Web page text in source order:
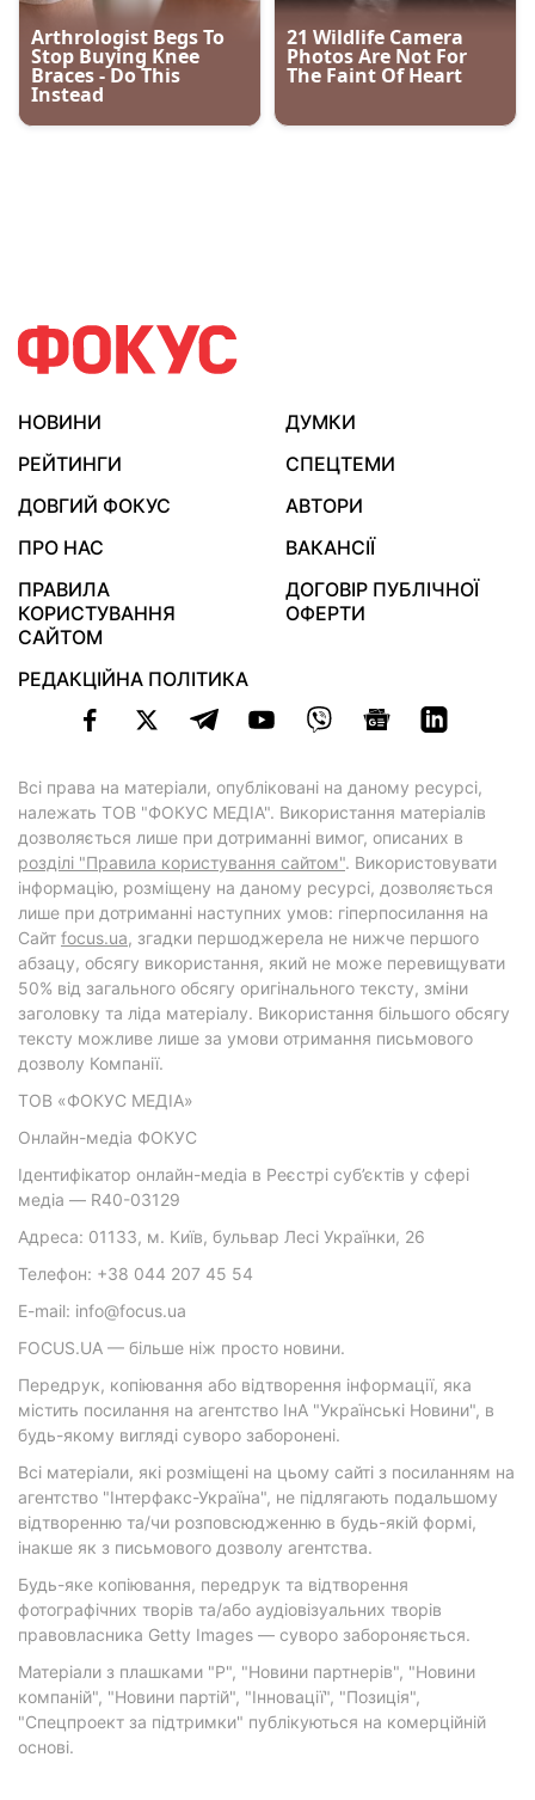
НОВИНИ
ДУМКИ
РЕЙТИНГИ
СПЕЦТЕМИ
ДОВГИЙ ФОКУС
АВТОРИ
ПРО НАС
ВАКАНСІЇ
ПРАВИЛА
КОРИСТУВАННЯ
САЙТОМ
ДОГОВІР ПУБЛІЧНОЇ
ОФЕРТИ
РЕДАКЦІЙНА ПОЛІТИКА
Всі права на матеріали, опубліковані на даному ресурсі,
належать ТОВ "ФОКУС МЕДІА". Використання матеріалів
дозволяється лише при дотриманні вимог, описаних в
розділі "Правила користування сайтом". Використовувати
інформацію, розміщену на даному ресурсі, дозволяється
лише при дотриманні наступних умов: гіперпосилання на
Cайт focus.ua, згадки першоджерела не нижче першого
абзацу, обсягу використання, який не може перевищувати
50% від загального обсягу оригінального тексту, зміни
заголовку та ліда матеріалу. Використання більшого обсягу
тексту можливе лише за умови отримання письмового
дозволу Компанії.
ТОВ «ФОКУС МЕДІА»
Онлайн-медіа ФОКУС
Ідентифікатор онлайн-медіа в Реєстрі суб’єктів у сфері
медіа — R40-03129
Адреса: 01133, м. Київ, бульвар Лесі Українки, 26
Телефон: +38 044 207 45 54
E-mail: info@focus.ua
FOCUS.UA — більше ніж просто новини.
Передрук, копіювання або відтворення інформації, яка
містить посилання на агентство ІнА "Українські Новини", в
будь-якому вигляді суворо заборонені.
Всі матеріали, які розміщені на цьому сайті з посиланням на
агентство "Інтерфакс-Україна", не підлягають подальшому
відтворенню та/чи розповсюдженню в будь-якій формі,
інакше як з письмового дозволу агентства.
Будь-яке копіювання, передрук та відтворення
фотографічних творів та/або аудіовізуальних творів
правовласника Getty Images — суворо забороняється.
Матеріали з плашками "Р", "Новини партнерів", "Новини
компаній", "Новини партій", "Інновації", "Позиція",
"Спецпроект за підтримки" публікуються на комерційній
основі.